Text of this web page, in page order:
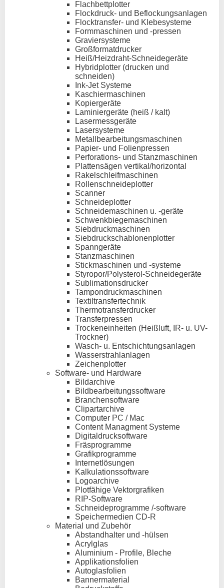
Flachbettplotter
Flockdruck- und Beflockungsanlagen
Flocktransfer- und Klebesysteme
Formmaschinen und -pressen
Graviersysteme
Großformatdrucker
Heiß/Heizdraht-Schneidegeräte
Hybridplotter (drucken und
schneiden)
Ink-Jet Systeme
Kaschiermaschinen
Kopiergeräte
Laminiergeräte (heiß / kalt)
Lasermessgeräte
Lasersysteme
Metallbearbeitungsmaschinen
Papier- und Folienpressen
Perforations- und Stanzmaschinen
Plattensägen vertikal/horizontal
Rakelschleifmaschinen
Rollenschneideplotter
Scanner
Schneideplotter
Schneidemaschinen u. -geräte
Schwenkbiegemaschinen
Siebdruckmaschinen
Siebdruckschablonenplotter
Spanngeräte
Stanzmaschinen
Stickmaschinen und -systeme
Styropor/Polysterol-Schneidegeräte
Sublimationsdrucker
Tampondruckmaschinen
Textiltransfertechnik
Thermotransferdrucker
Transferpressen
Trockeneinheiten (Heißluft, IR- u. UV-
Trockner)
Wasch- u. Entschichtungsanlagen
Wasserstrahlanlagen
Zeichenplotter
Software- und Hardware
Bildarchive
Bildbearbeitungssoftware
Branchensoftware
Clipartarchive
Computer PC / Mac
Content Managment Systeme
Digitaldrucksoftware
Fräsprogramme
Grafikprogramme
Internetlösungen
Kalkulationssoftware
Logoarchive
Plotfähige Vektorgrafiken
RIP-Software
Schneideprogramme /-software
Speichermedien CD-R
Material und Zubehör
Abstandhalter und -hülsen
Acrylglas
Aluminium - Profile, Bleche
Applikationsfolien
Autoglasfolien
Bannermaterial